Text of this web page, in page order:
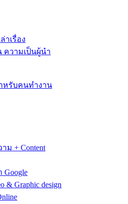
าเรื่อง
ความเป็นผู้นำ
หรับคนทำงาน
ม + Content
& Graphic design